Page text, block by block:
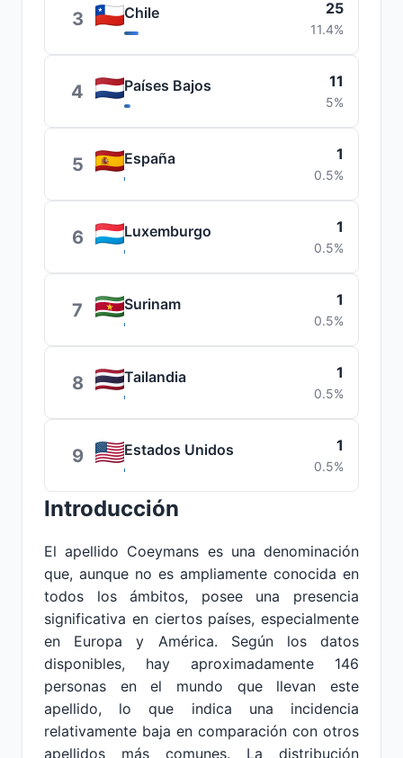
3 Chile 25
11.4%
4 Países Bajos 11
5%
5 España 1
0.5%
6 Luxemburgo 1
0.5%
7 Surinam 1
0.5%
8 Tailandia 1
0.5%
9 Estados Unidos 1
0.5%
Introducción
El apellido Coeymans es una denominación
que, aunque no es ampliamente conocida en
todos los ámbitos, posee una presencia
significativa en ciertos países, especialmente
en Europa y América. Según los datos
disponibles, hay aproximadamente 146
personas en el mundo que llevan este
apellido, lo que indica una incidencia
relativamente baja en comparación con otros
apellidos más comunes. La distribución